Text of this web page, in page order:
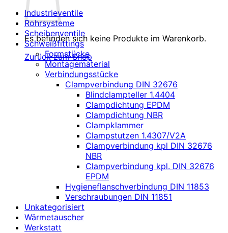
Es befinden sich keine Produkte im Warenkorb.
Zurück zum Shop
Industrieventile
Rohrsysteme
Scheibenventile
Schweißfittings
Formstücke
Montagematerial
Verbindungsstücke
Clampverbindung DIN 32676
Blindclampteller 1.4404
Clampdichtung EPDM
Clampdichtung NBR
Clampklammer
Clampstutzen 1.4307/V2A
Clampverbindung kpl DIN 32676
NBR
Clampverbindung kpl. DIN 32676
EPDM
Hygieneflanschverbindung DIN 11853
Verschraubungen DIN 11851
Unkategorisiert
Wärmetauscher
Werkstatt